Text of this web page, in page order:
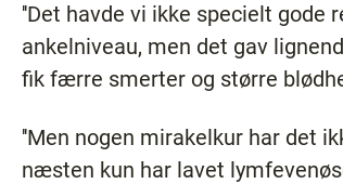
''Det havde vi ikke specielt gode
ankelniveau, men det gav
fik færre smerter og større
''Men nogen mirakelkur har det
næsten kun har lavet